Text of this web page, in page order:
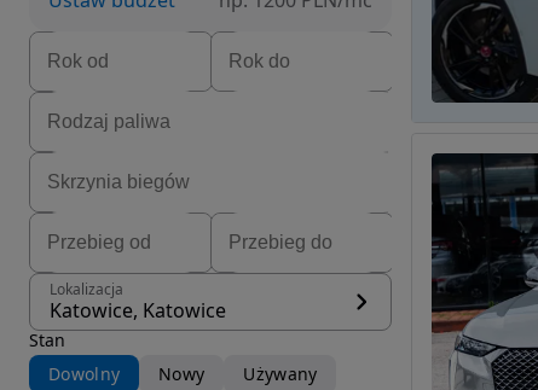
Lokalizacja
Katowice, Katowice
Stan
Dowolny
Nowy
Używany